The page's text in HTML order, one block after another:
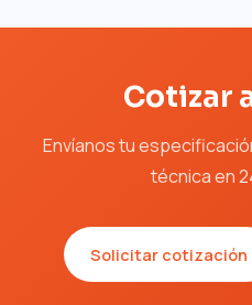
Cotizar
Envíanos tu
técnica en
Solicitar cotización